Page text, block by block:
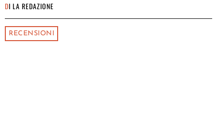
DI LA REDAZIONE
RECENSIONI